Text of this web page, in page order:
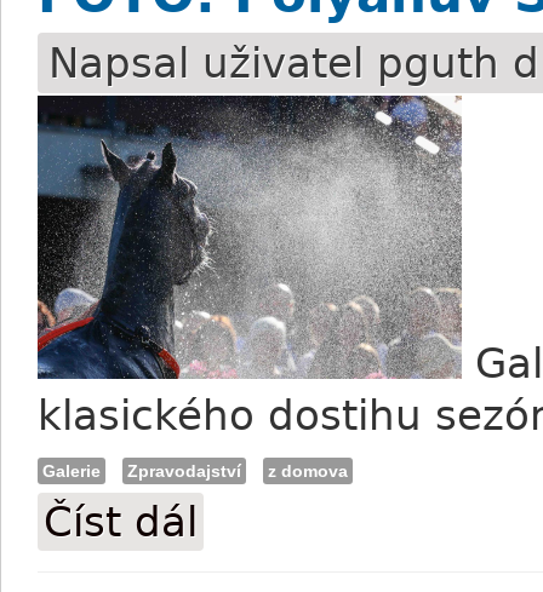
Napsal uživatel pguth
klasického dostihu
Galerie Zpravodajství z domova
Číst dál